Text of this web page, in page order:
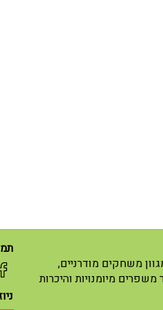
משחקים מודרניים,
מיומנויות והיכרות